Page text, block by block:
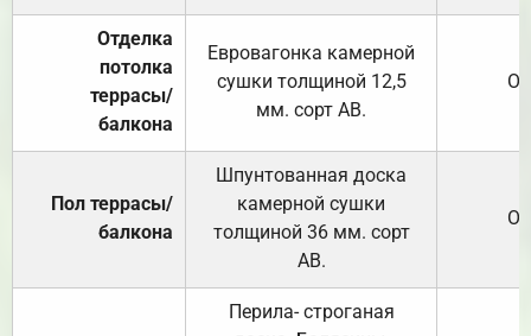
Отделка
потолка
террасы/
балкона
Евровагонка камерной
сушки толщиной 12,5
мм. сорт АВ.
Пол террасы/
балкона
Шпунтованная доска
камерной сушки
толщиной 36 мм. сорт
АВ.
Перила- строганая